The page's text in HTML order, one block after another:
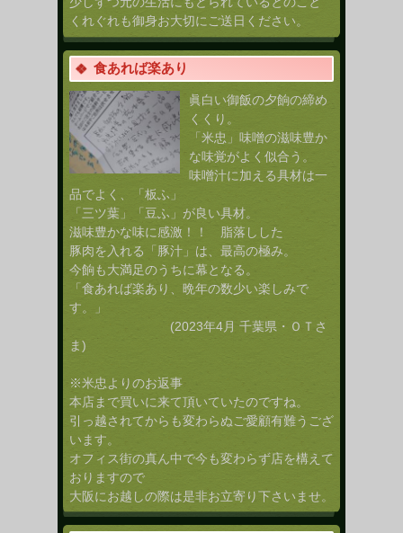
くれぐれも御身お大切にご送日ください。
食あれば楽あり
眞白い御飯の夕餉の締め
くくり。
「米忠」味噌の滋味豊か
な味覚がよく似合う。
味噌汁に加える具材は一
品でよく、「板ふ」
「三ツ葉」「豆ふ」が良い具材。
滋味豊かな味に感激！！ 脂落しした
豚肉を入れる「豚汁」は、最高の極み。
今餉も大満足のうちに幕となる。
「食あれば楽あり、晩年の数少い楽しみで
す。」
(2023年4月 千葉県・ＯＴさ
ま)
※米忠よりのお返事
本店まで買いに来て頂いていたのですね。
引っ越されてからも変わらぬご愛顧有難うござ
います。
オフィス街の真ん中で今も変わらず店を構えて
おりますので
大阪にお越しの際は是非お立寄り下さいませ。